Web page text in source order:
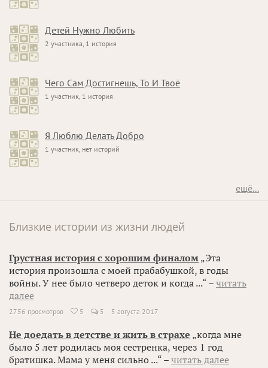
Детей Нужно Любить
2 участника, 1 история
Чего Сам Достигнешь, То И Твоё
1 участник, 1 история
Я Люблю Делать Добро
1 участник, нет историй
ещё...
Близкие истории из жизни людей
Грустная история с хорошим финалом „Эта
история произошла с моей прабабушкой, в годы
войны. У нее было четверо деток и когда ...“ – читать
далее
2756 просмотров  5 5 5 августа 2017
Не доедать в детстве и жить в страхе „когда мне
было 5 лет родилась моя сестренка, через 1 год
братишка. Мама у меня сильно ...“ – читать далее